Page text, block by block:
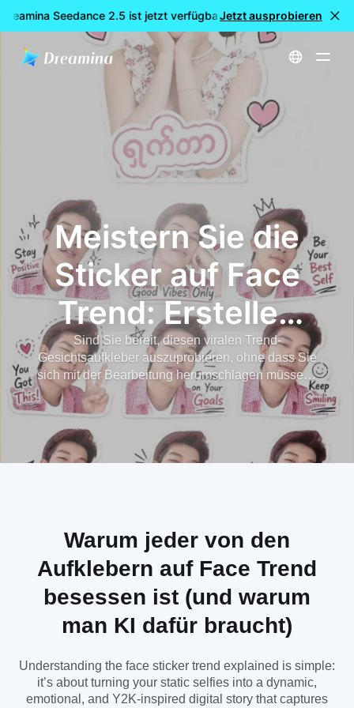
Seedance 2.5 ist jetzt verfügbar 🎉 Neues Modell
Jetzt ausprobieren
Startseite
Meistern Sie die
Sticker auf Face
Trend: Erstellen
Sie in
Sekundenschnelle
virale AI-Sticker-
Fotos!
Sind Sie bereit, diesen viralen Trend-
Gesichtsaufkleber auszuprobieren, ohne dass Sie
sich mit der Bearbeitung herumschlagen müssen?
Wir haben den Gesichtsaufkleber-Trend für Sie
erklärt: Mit unserem fortschrittlichen KI-gestützten
Tool können Sie im Handumdrehen trendige
Aufkleberfotos und benutzerdefinierte
Gesichtsaufkleber-Raster erstellen. Indem Sie die
hochwertige, professionelle Sticker verwandeln.
Hören Sie auf, nach einem Sticker-Tutorial zu
suchen und beginnen Sie mit der Erstellung - Ihre
Klick entfernt!
Warum jeder von den
Aufklebern auf Face Trend
besessen ist (und warum
man KI dafür braucht)
Understanding the face sticker trend explained is simple:
it’s about turning your static selfies into a dynamic,
emotional, and Y2K-inspired digital story that captures